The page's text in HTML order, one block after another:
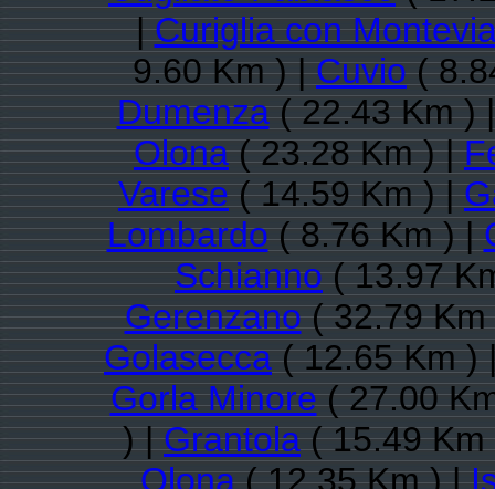
|Curiglia con
9.60 Km ) |Cuvio(
Dumenza( 22.43 Km )
Olona( 23.28 Km ) |
Varese( 14.59 Km ) |
Lombardo( 8.76 Km ) |
Schianno( 13.97
Gerenzano( 32.79
Golasecca( 12.65 Km )
Gorla Minore( 27.00
) |Grantola( 15.49
Olona( 12.35 Km ) |